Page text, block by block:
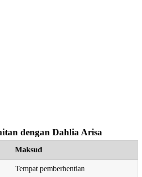
dengan Dahlia Arisa
Maksud
Tempat pemberhentian